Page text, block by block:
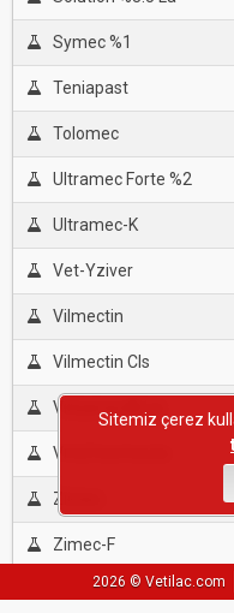
Symec %1
Teniapast
Tolomec
Ultramec Forte %2
Ultramec-K
Vet-Yziver
Vilmectin
Vilmectin Cls
Vırbamec® La
Vmd İvermecto
Zimec
Zimec-F
2026 © Vetilac.com
Sitemiz çerez